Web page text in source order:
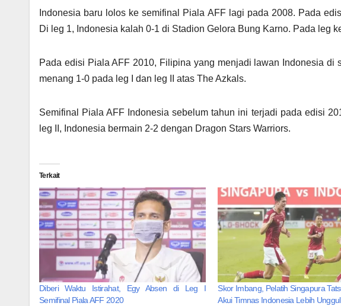
Indonesia baru lolos ke semifinal Piala AFF lagi pada 2008. Pada
Di leg 1, Indonesia kalah 0-1 di Stadion Gelora Bung Karno. Pada leg
Pada edisi Piala AFF 2010, Filipina yang menjadi lawan Indonesia di
menang 1-0 pada leg I dan leg II atas The Azkals.
Semifinal Piala AFF Indonesia sebelum tahun ini terjadi pada edisi
leg II, Indonesia bermain 2-2 dengan Dragon Stars Warriors.
Terkait
Diberi Waktu Istirahat, Egy Absen di Leg I
Semifinal Piala AFF 2020
Skor Imbang, Pelatih Singapura
Akui Timnas Indonesia Lebih Unggul